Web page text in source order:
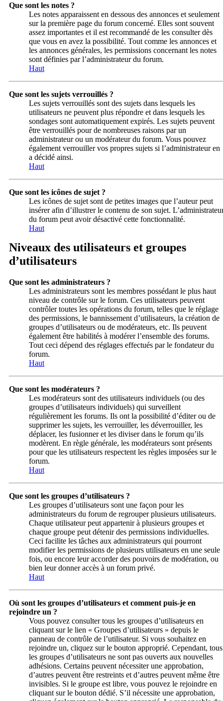
Que sont les notes ?
Les notes apparaissent en dessous des annonces et seulement
sur la première page du forum concerné. Elles sont souvent
assez importantes et il est recommandé de les consulter dès
que vous en avez la possibilité. Tout comme les annonces et
les annonces générales, les permissions concernant les notes
sont définies par l’administrateur du forum.
Haut
Que sont les sujets verrouillés ?
Les sujets verrouillés sont des sujets dans lesquels les
utilisateurs ne peuvent plus répondre et dans lesquels les
sondages sont automatiquement expirés. Les sujets peuvent
être verrouillés pour de nombreuses raisons par un
administrateur ou un modérateur du forum. Vous pouvez
également verrouiller vos propres sujets si l’administrateur en
a décidé ainsi.
Haut
Que sont les icônes de sujet ?
Les icônes de sujet sont de petites images que l’auteur peut
insérer afin d’illustrer le contenu de son sujet.
du forum peut avoir désactivé cette fonctionnalité.
Haut
Niveaux des utilisateurs et groupes
d’utilisateurs
Que sont les administrateurs ?
Les administrateurs sont les membres possédant le plus haut
niveau de contrôle sur le forum. Ces utilisateurs peuvent
contrôler toutes les opérations du forum, telles que le réglage
des permissions, le bannissement d’utilisateurs, la création de
groupes d’utilisateurs ou de modérateurs, etc. Ils peuvent
également être habilités à modérer l’ensemble des forums.
Tout ceci dépend des réglages effectués par le fondateur du
forum.
Haut
Que sont les modérateurs ?
Les modérateurs sont des utilisateurs individuels (ou des
groupes d’utilisateurs individuels) qui surveillent
régulièrement les forums. Ils ont la possibilité d’éditer ou de
supprimer les sujets, les verrouiller, les déverrouiller, les
déplacer, les fusionner et les diviser dans le forum qu’ils
modèrent. En règle générale, les modérateurs sont présents
pour que les utilisateurs respectent les règles imposées sur le
forum.
Haut
Que sont les groupes d’utilisateurs ?
Les groupes d’utilisateurs sont une façon pour les
administrateurs du forum de regrouper plusieurs utilisateurs.
Chaque utilisateur peut appartenir à plusieurs groupes et
chaque groupe peut détenir des permissions individuelles.
Ceci facilite les tâches aux administrateurs qui pourront
modifier les permissions de plusieurs utilisateurs en une seule
fois, ou encore leur accorder des pouvoirs de modération, ou
bien leur donner accès à un forum privé.
Haut
Où sont les groupes d’utilisateurs et comment puis-je en
rejoindre un ?
Vous pouvez consulter tous les groupes d’utilisateurs en
cliquant sur le lien « Groupes d’utilisateurs » depuis le
panneau de contrôle de l’utilisateur. Si vous souhaitez en
rejoindre un, cliquez sur le bouton approprié. Cependant, tous
les groupes d’utilisateurs ne sont pas ouverts aux nouvelles
adhésions. Certains peuvent nécessiter une approbation,
d’autres peuvent être restreints et d’autres peuvent même être
invisibles. Si le groupe est libre, vous pouvez le rejoindre en
cliquant sur le bouton dédié. S’il nécessite une approbation,